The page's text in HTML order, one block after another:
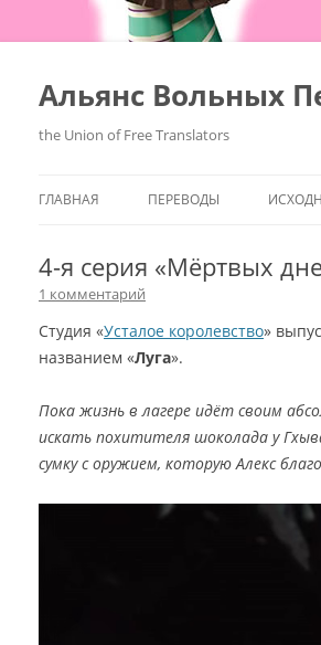
Альянс Вольных
the Union of Free Translators
ГЛАВНАЯ ПЕРЕВОДЫ
4-я серия «Мёртвых
1 комментарий
Cтудия «Усталое королевство»
названием «Луга».
Пока жизнь в лагере идёт своим
искать похитителя шоколада у
сумку с оружием, которую Алекс